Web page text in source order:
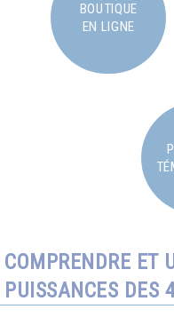
BOUTIQUE
EN LIGNE
COMPRENDRE ET
PUISSANCES DES